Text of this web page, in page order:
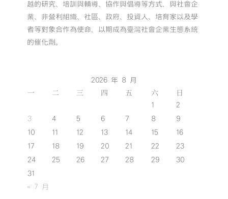
越的研究、培訓與輔導、協作與倡導等方式，與社會企
業、非營利組織、社區、政府、投資人、培育家以及學
者等對象合作為使命，以期成為臺灣社會企業生態系統
的催化劑。
2026 年 8 月
一 二 三 四 五 六 日
1
2
3
4 5 6 7 8
9
10
11 12 13 14 15
16
17
18 19 20 21 22
23
24
25 26 27 28 29
30
31
« 7 月